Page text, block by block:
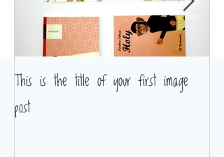
This is the title of your first image
post